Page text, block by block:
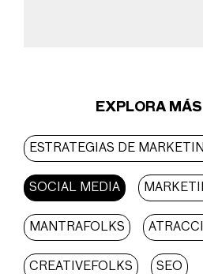
EXPLORA
ESTRATEGIAS DE
SOCIAL MEDIA
MANTRAFOLKS
CREATIVEFOLKS SEO